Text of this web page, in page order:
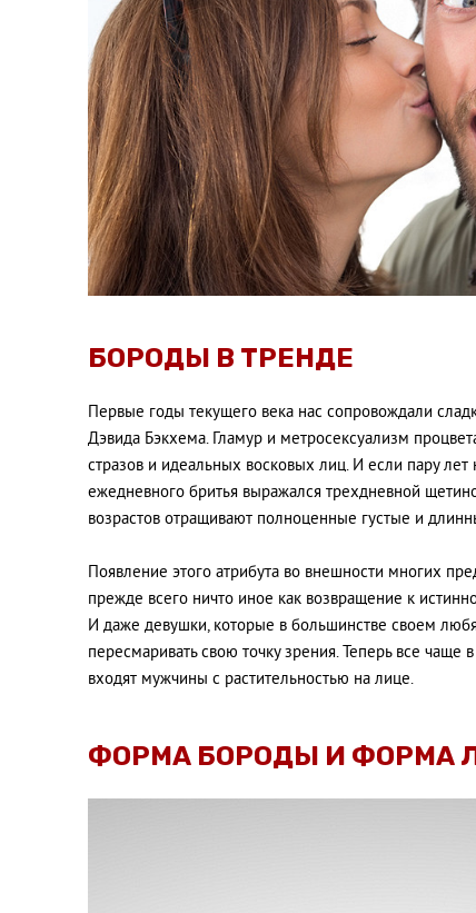
БОРОДЫ В ТРЕНДЕ
Первые годы текущего века нас сопровождали
Дэвида Бэкхема. Гламур и метросексуализм
стразов и идеальных восковых лиц. И если пару лет
ежедневного бритья выражался трехдневной
возрастов отращивают полноценные густые и
Появление этого атрибута во внешности многих
прежде всего ничто иное как возвращение к
И даже девушки, которые в большинстве своем
пересмаривать свою точку зрения. Теперь все чаще
входят мужчины с растительностью на лице.
ФОРМА БОРОДЫ И ФОРМА